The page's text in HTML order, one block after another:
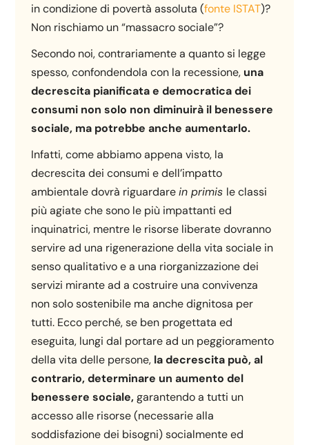
in condizione di povertà assoluta (fonte ISTAT)?
Non rischiamo un “massacro sociale”?
Secondo noi, contrariamente a quanto si legge
spesso, confondendola con la recessione, una
decrescita pianificata e democratica dei
consumi non solo non diminuirà il benessere
sociale, ma potrebbe anche aumentarlo.
Infatti, come abbiamo appena visto, la
decrescita dei consumi e dell’impatto
ambientale dovrà riguardarein primis le classi
più agiate che sono le più impattanti ed
inquinatrici, mentre le risorse liberate dovranno
servire ad una rigenerazione della vita sociale in
senso qualitativo e a una riorganizzazione dei
servizi mirante ad a costruire una convivenza
non solo sostenibile ma anche dignitosa per
tutti. Ecco perché, se ben progettata ed
eseguita, lungi dal portare ad un peggioramento
della vita delle persone, la decrescita può, al
contrario, determinare un aumento del
benessere sociale,garantendo a tutti un
accesso alle risorse (necessarie alla
soddisfazione dei bisogni) socialmente ed